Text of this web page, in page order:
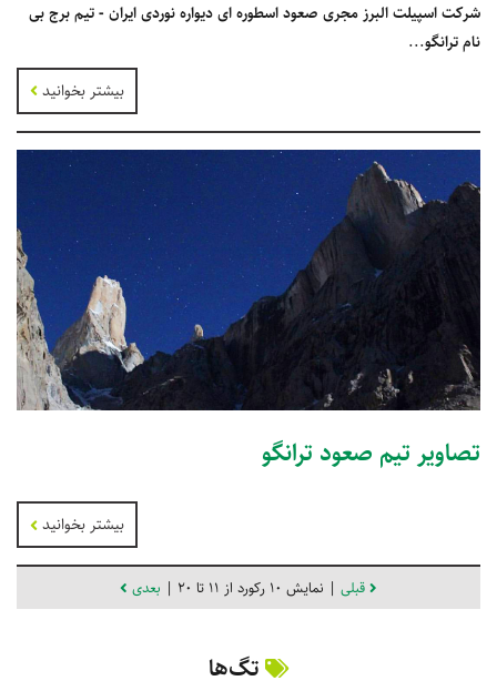
شرکت اسپیلت البرز مجری صعود اسطوره ای دیواره نوردی ایران - تیم برج بی
نام ترانگو...
بیشتر بخوانید
تصاویر تیم صعود ترانگو
بیشتر بخوانید
قبلی | نمایش 10 رکورد از 11 تا 20 | بعدی
تگ‌ها